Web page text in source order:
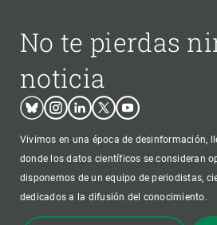
No te pierdas
noticia
BlueskyInstagram
LinkedinTwitterYoutube
Vivimos en una época de desinformación,
donde los datos científicos se consideran
disponemos de un equipo de periodistas,
dedicados a la difusión del conocimiento.